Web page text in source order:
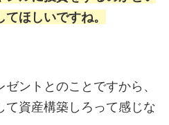
ほしいですね。
ントとのことですから、
て資産構築しろって感じな